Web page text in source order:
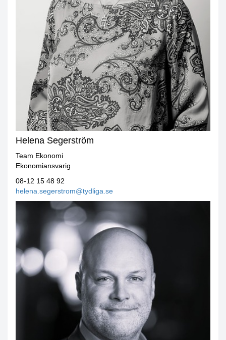
Helena Segerström
Team Ekonomi
Ekonomiansvarig
08-12 15 48 92
helena.segerstrom@tydliga.se